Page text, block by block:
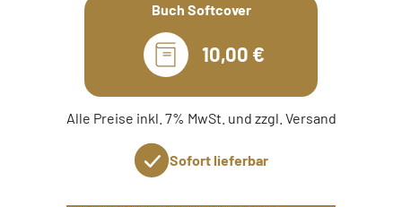
Buch Softcover
10,00 €
Alle Preise inkl. 7% MwSt. und zzgl. Versand
Sofort lieferbar